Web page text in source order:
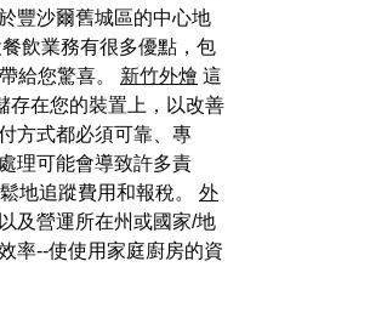
豐沙爾舊城區的中心地
飲業務有很多優點，包
給您驚喜。 新竹外燴 這
存在您的裝置上，以改善
方式都必須可靠、專
理可能會導致許多責
地追蹤費用和報稅。 外
及營運所在州或國家/地
率--使使用家庭廚房的資